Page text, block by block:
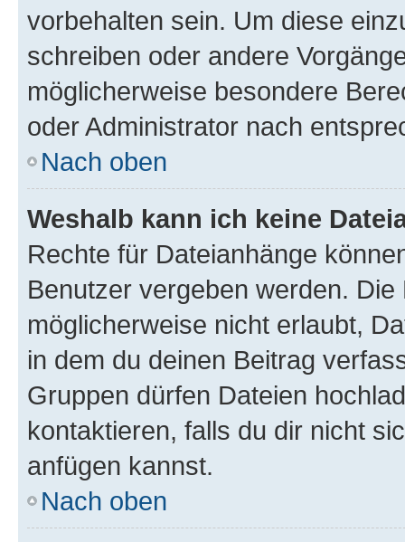
vorbehalten sein. Um diese
schreiben oder andere
möglicherweise besondere
oder Administrator nach
Nach oben
Weshalb kann ich keine
Rechte für Dateianhänge
Benutzer vergeben werden.
möglicherweise nicht erlaubt,
in dem du deinen Beitrag
Gruppen dürfen Dateien
kontaktieren, falls du dir nicht
anfügen kannst.
Nach oben